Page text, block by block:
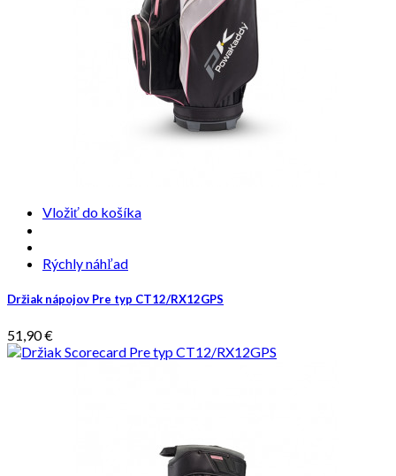
Vložiť do košíka
Rýchly náhľad
Držiak nápojov Pre typ CT12/RX12GPS
51,90 €